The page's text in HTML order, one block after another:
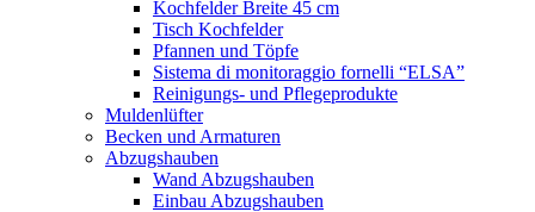
Kochfelder Breite 45 cm
Tisch Kochfelder
Pfannen und Töpfe
Sistema di monitoraggio fornelli “ELSA”
Reinigungs- und Pflegeprodukte
Muldenlüfter
Becken und Armaturen
Abzugshauben
Wand Abzugshauben
Einbau Abzugshauben